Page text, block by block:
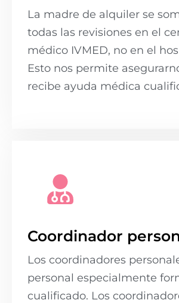
La madre de alquiler se
todas las revisiones en el
médico IVMED, no en el
Esto nos permite
recibe ayuda médica
Coordinador
Los coordinadores
personal especialmente
cualificado. Los